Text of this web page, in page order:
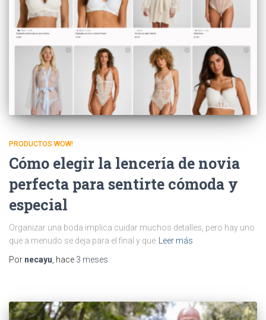
PRODUCTOS WOW!
Cómo elegir la lencería de novia
perfecta para sentirte cómoda y
especial
Organizar una boda implica cuidar muchos detalles, pero hay uno
que a menudo se deja para el final y que Leer más
Por necayu, hace 3 meses